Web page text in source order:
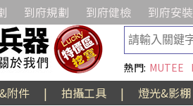
到府規劃 到府健檢 到府安裝
熱門: MUTEE
附件 | 拍攝工具 |
燈光&影棚